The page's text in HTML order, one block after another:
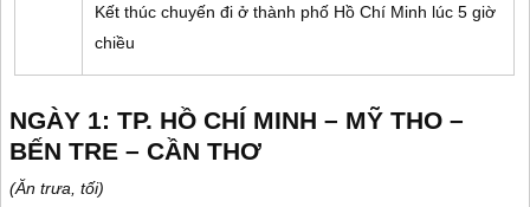
Kết thúc chuyến đi ở thành phố Hồ Chí Minh lúc 5 giờ
chiều
NGÀY 1: TP. HỒ CHÍ MINH – MỸ THO –
BẾN TRE – CẦN THƠ
(Ăn trưa, tối)